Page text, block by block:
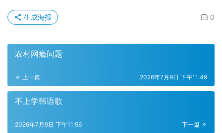
0
生成海报
农村网瘾问题
上一篇 2026年7月9日 下午11:49
不上学韩语歌
下一篇
2026年7月9日 下午11:56